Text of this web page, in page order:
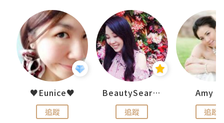
♥Eunice♥
追蹤
BeautySearch
追蹤
Amy
追蹤